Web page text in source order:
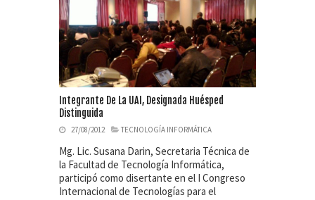
Integrante De La UAI, Designada Huésped
Distinguida
27/08/2012 TECNOLOGÍA INFORMÁTICA
Mg. Lic. Susana Darin, Secretaria Técnica de
la Facultad de Tecnología Informática,
participó como disertante en el I Congreso
Internacional de Tecnologías para el